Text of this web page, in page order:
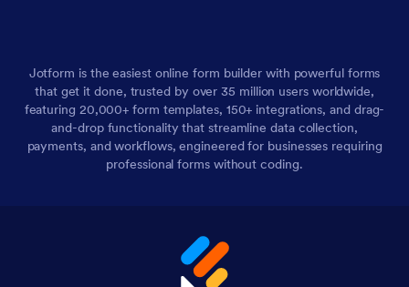
Jotform is the easiest online form builder with powerful forms
that get it done, trusted by over 35 million users worldwide,
featuring 20,000+ form templates, 150+ integrations, and drag-
and-drop functionality that streamline data collection,
payments, and workflows, engineered for businesses requiring
professional forms without coding.